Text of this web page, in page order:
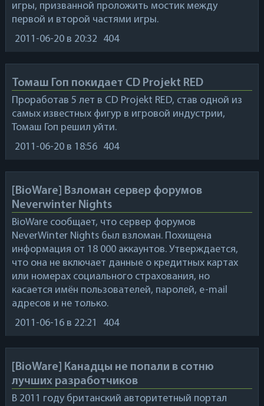
игры, призванной проложить мостик между
первой и второй частями игры.
2011-06-20в 20:32 404
Томаш Гоп покидает CD Projekt RED
Проработав 5 лет в CD Projekt RED, став одной из
самых известных фигур в игровой индустрии,
Томаш Гоп решил уйти.
2011-06-20в 18:56 404
[BioWare] Взломан сервер форумов
Neverwinter Nights
BioWareсообщает, что сервер форумов
NeverWinter Nightsбыл взломан. Похищена
информация от 18 000 аккаунтов. Утверждается,
что она не включает данные о кредитных картах
или номерах социального страхования, но
касается имён пользователей, паролей, e-mail
адресов и не только.
2011-06-16в 22:21 404
[BioWare] Канадцы не попали в сотню
лучших разработчиков
В 2011 году британский авторитетный портал